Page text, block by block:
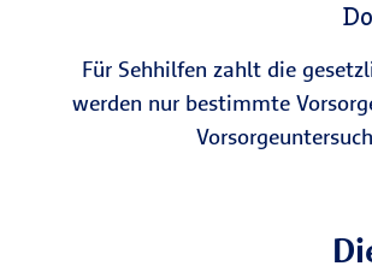
Für Sehhilfen zahlt die
werden nur bestimmte